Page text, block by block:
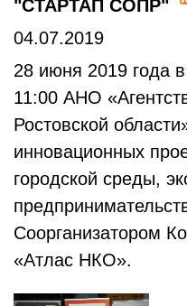
"СТАРТАП СОПР"
04.07.2019
28 июня 2019 года в
11:00 АНО
Ростовской
инновационных
городской среды,
Соорганизатором
«Атлас НКО».